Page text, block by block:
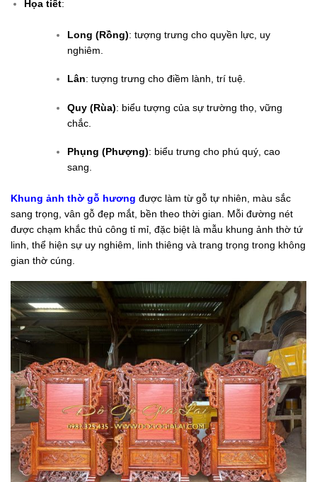
Họa tiết:
Long (Rồng): tượng trưng cho quyền lực, uy
nghiêm.
Lân: tượng trưng cho điềm lành, trí tuệ.
Quy (Rùa): biểu tượng của sự trường thọ, vững
chắc.
Phụng (Phượng): biểu trưng cho phú quý, cao
sang.
Khung ảnh thờ gỗ hương được làm từ gỗ tự nhiên, màu sắc
sang trọng, vân gỗ đẹp mắt, bền theo thời gian. Mỗi đường nét
được chạm khắc thủ công tỉ mỉ, đặc biệt là mẫu khung ảnh thờ tứ
linh, thể hiện sự uy nghiêm, linh thiêng và trang trọng trong không
gian thờ cúng.